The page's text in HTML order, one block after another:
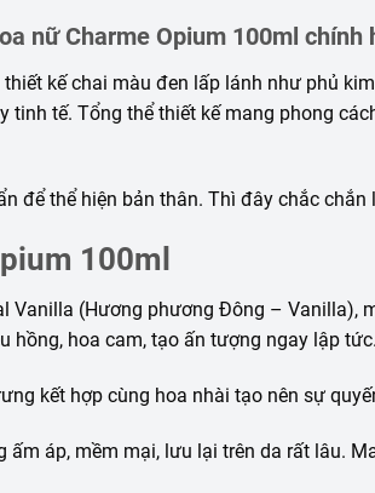
nữ Charme Opium 100ml chính
kế chai màu đen lấp lánh như phủ
tế. Tổng thể thiết kế mang phong
để thể hiện bản thân. Thì đây chắc chắn
100ml
Vanilla (Hương phương Đông – Vanilla),
hồng, hoa cam, tạo ấn tượng ngay lập tức.
kết hợp cùng hoa nhài tạo nên sự
áp, mềm mại, lưu lại trên da rất lâu.